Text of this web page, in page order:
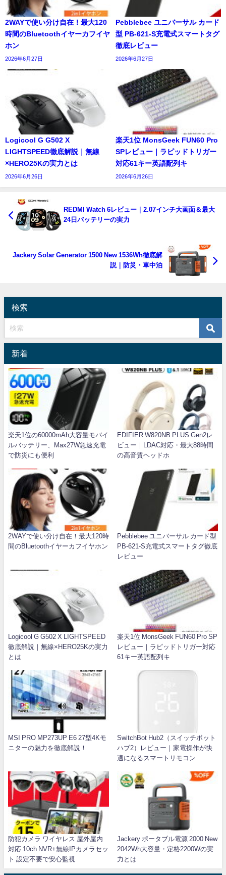
2WAYで使い分け自在！最大120
時間のBluetoothイヤーカフイヤ
ホン
2026年6月27日
Pebblebee ユニバーサル カード
型 PB-621-S充電式スマートタグ
徹底レビュー
2026年6月27日
Logicool G G502 X
LIGHTSPEED徹底解説｜無線
×HERO25Kの実力とは
2026年6月26日
楽天1位 MonsGeek FUN60 Pro
SPレビュー｜ラピッドトリガー
対応61キー英語配列キ
2026年6月26日
REDMI Watch 6レビュー｜2.07インチ大画面＆最大
24日バッテリーの実力
Jackery Solar Generator 1500 New 1536Wh徹底解
説｜防災・車中泊
検索
新着
楽天1位の60000mAh大容量モバイ
ルバッテリー、Max27W急速充電
で防災にも便利
EDIFIER W820NB PLUS Gen2レ
ビュー｜LDAC対応・最大88時間
の高音質ヘッドホ
2WAYで使い分け自在！最大120時
間のBluetoothイヤーカフイヤホン
Pebblebee ユニバーサル カード型
PB-621-S充電式スマートタグ徹底
レビュー
Logicool G G502 X LIGHTSPEED
徹底解説｜無線×HERO25Kの実力
とは
楽天1位 MonsGeek FUN60 Pro SP
レビュー｜ラピッドトリガー対応
61キー英語配列キ
MSI PRO MP273UP E6 27型4Kモ
ニターの魅力を徹底解説！
SwitchBot Hub2（スイッチボット
ハブ2）レビュー｜家電操作が快
適になるスマートリモコン
防犯カメラ ワイヤレス 屋外屋内
対応 10ch NVR+無線IPカメラセッ
ト 設定不要で安心監視
Jackery ポータブル電源 2000 New
2042Wh大容量・定格2200Wの実
力とは